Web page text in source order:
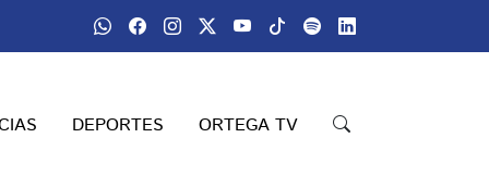
DEPORTES ORTEGA TV